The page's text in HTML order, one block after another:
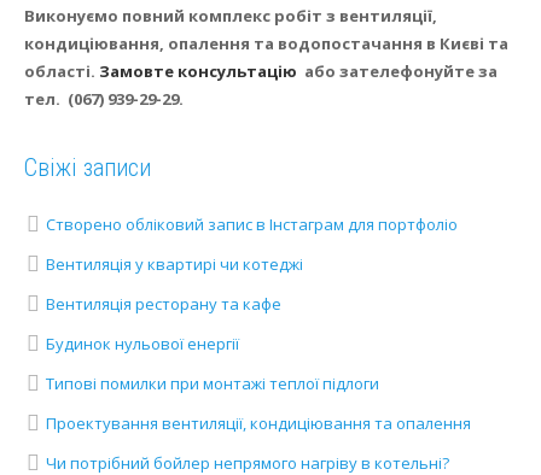
Виконуємо повний комплекс робіт з вентиляції,
кондиціювання, опалення та водопостачання в Києві та
області. Замовте консультацію або зателефонуйте за
тел. (067) 939-29-29.
Свіжі записи
Створено обліковий запис в Інстаграм для портфоліо
Вентиляція у квартирі чи котеджі
Вентиляція ресторану та кафе
Будинок нульової енергії
Типові помилки при монтажі теплої підлоги
Проектування вентиляції, кондиціювання та опалення
Чи потрібний бойлер непрямого нагріву в котельні?